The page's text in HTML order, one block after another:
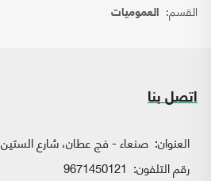
القسم: العموميات
اتصل بنا
العنوان: صنعاء - فج عطان، شارع الستين
رقم التلفون: 9671450121